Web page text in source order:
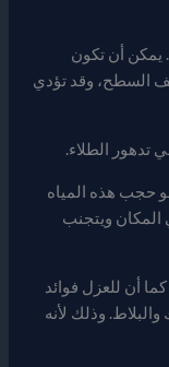
يمكن أن تكون
السطح، وقد تؤدي
تدهور الطلاء.
حجب هذه المياه
المكان ويتجنب
أن للعزل فوائد
وذلك لأنه